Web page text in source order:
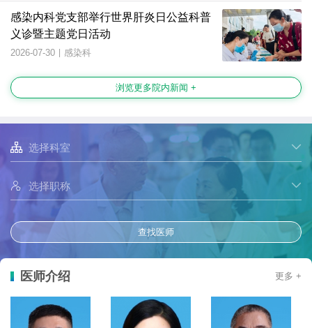
感染内科党支部举行世界肝炎日公益科普
义诊暨主题党日活动
2026-07-30 | 感染科
浏览更多院内新闻 +


查找医师
医师介绍 更多 +